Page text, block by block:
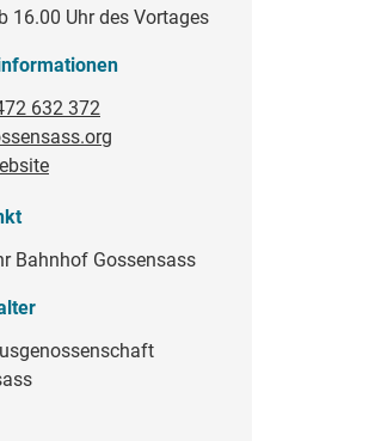
16.00 Uhr des Vortages
632 372
Bahnhof Gossensass